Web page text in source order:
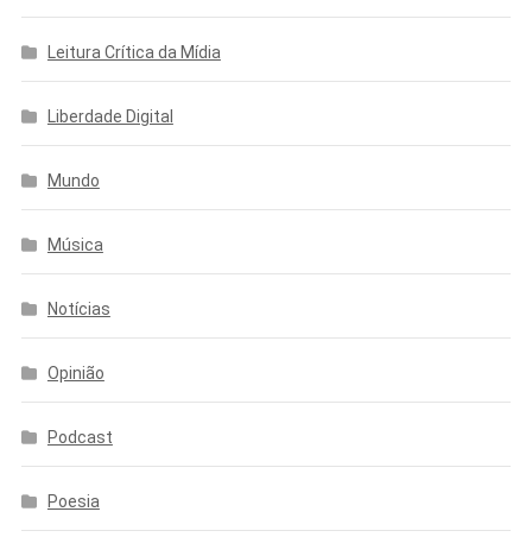
Leitura Crítica da Mídia
Liberdade Digital
Mundo
Música
Notícias
Opinião
Podcast
Poesia